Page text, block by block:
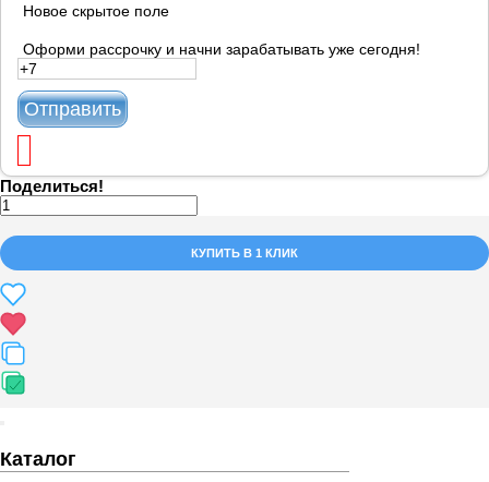
Новое скрытое поле
Оформи рассрочку и начни зарабатывать уже сегодня!
Отправить
Поделиться!
КУПИТЬ В 1 КЛИК
Каталог